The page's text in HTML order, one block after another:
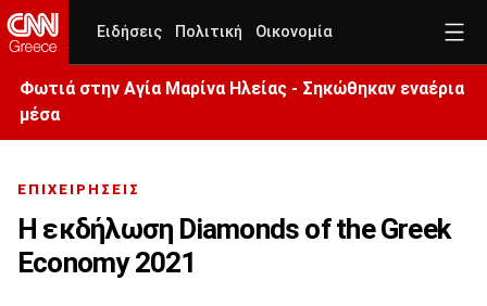
Ειδήσεις Πολιτική Οικονομία
Φωτιά στην Aγία Μαρίνα Ηλείας - Σηκώθηκαν εναέρια
μέσα
ΕΠΙΧΕΙΡΗΣΕΙΣ
Η εκδήλωση Diamonds of the Greek
Economy 2021